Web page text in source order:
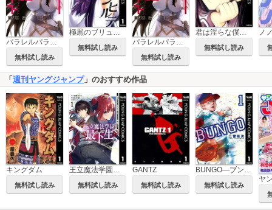
パラレルパラダイス
無料試し読み
極黒のブリュンヒルデ
無料試し読み
パラレルパラダイス 特装版
無料試し読み
君は淫らな僕の女王
無料試し読み
ノ
「 週刊ヤングジャンプ」のおすすめ作品
キングダム
無料試し読み
王立魔法学園の最下生～貧困街上がりの最強魔法師、貴族だらけの学園で無双する～
無料試し読み
GANTZ
無料試し読み
BUNGO―ブンゴ―
無料試し読み
ヤ